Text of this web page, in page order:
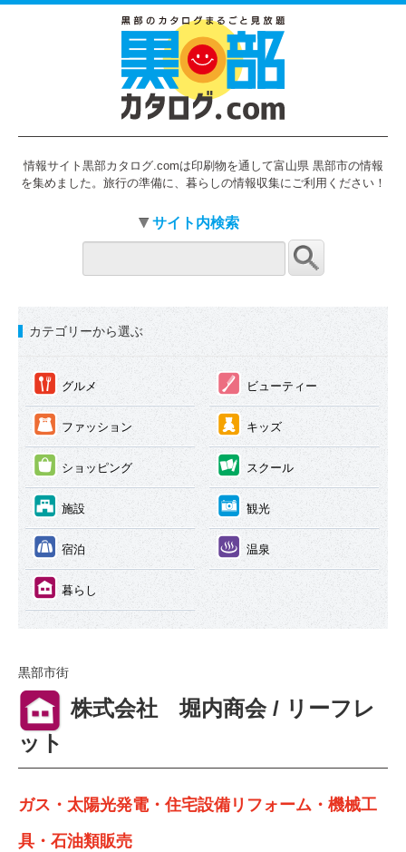
情報サイト黒部カタログ.comは印刷物を通して富山県 黒部市の情報
を集めました。旅行の準備に、暮らしの情報収集にご利用ください！
サイト内検索
カテゴリーから選ぶ
① グルメ ② ビューティー
③ ファッション ④ キッズ
⑤ ショッピング ⑥ スクール
⑦ 施設 ⑧ 観光
⑨ 宿泊 ⑩ 温泉
⑪ 暮らし
黒部市街
⑪ 株式会社 堀内商会 / リーフレ
ット
ガス・太陽光発電・住宅設備リフォーム・機械工
具・石油類販売